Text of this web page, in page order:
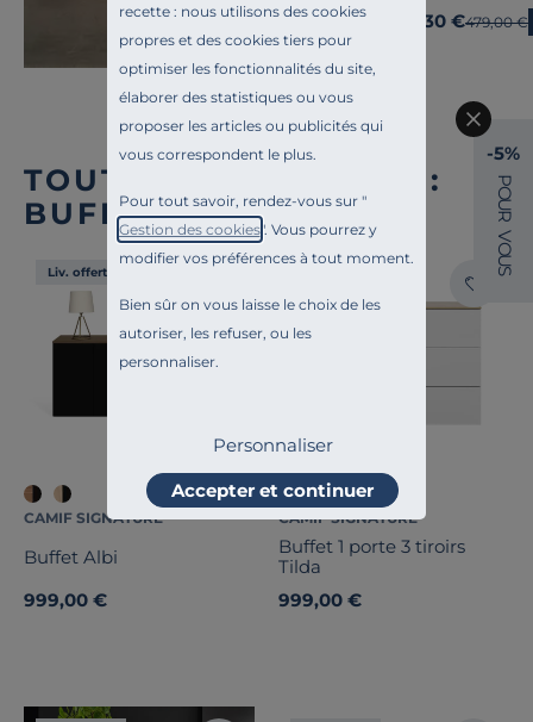
recette : nous utilisons des cookies
propres et des cookies tiers pour
optimiser les fonctionnalités du site,
élaborer des statistiques ou vous
proposer les articles ou publicités qui
vous correspondent le plus.
Pour tout savoir, rendez-vous sur "
Gestion des cookies". Vous pourrez y
modifier vos préférences à tout moment.
Bien sûr on vous laisse le choix de les
autoriser, les refuser, ou les
personnaliser.
Personnaliser
Accepter et continuer
335,30 €Ancien
479,00 €
TOUTE NOTRE OFFRE :
BUFFETS
Liv. offerte
CAMIF SIGNATURE
Buffet Albi
999,00 €
CAMIF SIGNATURE
Buffet 1 porte 3 tiroirs
Tilda
999,00 €
-5%
P
O
U
R
V
O
U
S